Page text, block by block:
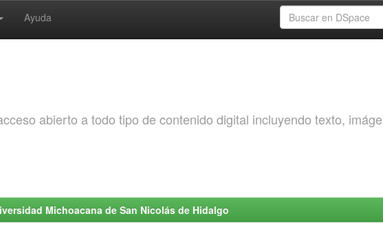
Ayuda
abierto a todo tipo de contenido digital incluyendo texto,
Michoacana de San Nicolás de Hidalgo